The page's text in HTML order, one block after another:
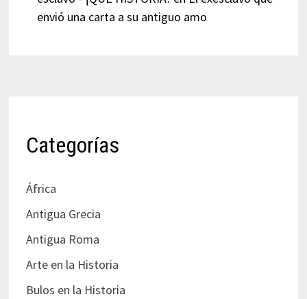
envió una carta a su antiguo amo
Categorías
África
Antigua Grecia
Antigua Roma
Arte en la Historia
Bulos en la Historia